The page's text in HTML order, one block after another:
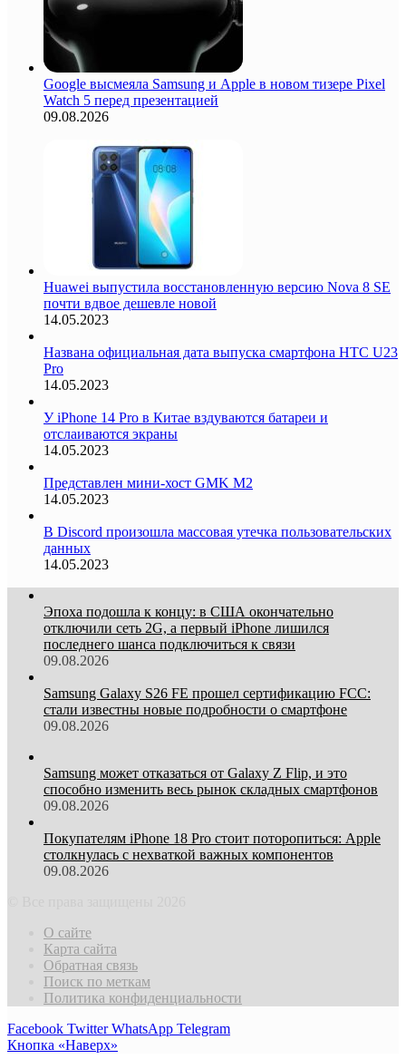
Google высмеяла Samsung и Apple в новом тизере Pixel
Watch 5 перед презентацией
09.08.2026
Huawei выпустила восстановленную версию Nova 8 SE
почти вдвое дешевле новой
14.05.2023
Названа официальная дата выпуска смартфона HTC U23
Pro
14.05.2023
У iPhone 14 Pro в Китае вздуваются батареи и
отслаиваются экраны
14.05.2023
Представлен мини-хост GMK M2
14.05.2023
В Discord произошла массовая утечка пользовательских
данных
14.05.2023
Эпоха подошла к концу: в США окончательно
отключили сеть 2G, а первый iPhone лишился
последнего шанса подключиться к связи
09.08.2026
Samsung Galaxy S26 FE прошел сертификацию FCC:
стали известны новые подробности о смартфоне
09.08.2026
Samsung может отказаться от Galaxy Z Flip, и это
способно изменить весь рынок складных смартфонов
09.08.2026
Покупателям iPhone 18 Pro стоит поторопиться: Apple
столкнулась с нехваткой важных компонентов
09.08.2026
О сайте
Карта сайта
Обратная связь
Поиск по меткам
Политика конфиденциальности
Facebook Twitter WhatsApp Telegram
Кнопка «Наверх»